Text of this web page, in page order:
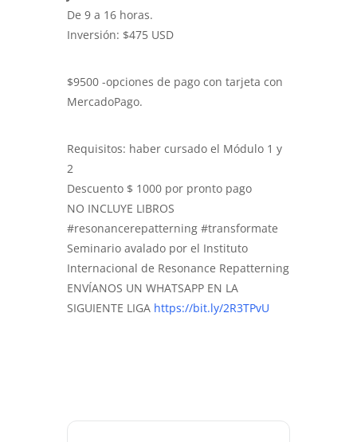
De 9 a 16 horas.
Inversión: $475 USD
$9500 -opciones de pago con tarjeta con
MercadoPago.
Requisitos: haber cursado el Módulo 1 y
2
Descuento $ 1000 por pronto pago
NO INCLUYE LIBROS
#resonancerepatterning #transformate
Seminario avalado por el Instituto
Internacional de Resonance Repatterning
ENVÍANOS UN WHATSAPP EN LA
SIGUIENTE LIGA https://bit.ly/2R3TPvU